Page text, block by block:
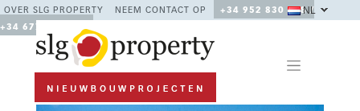
OVER SLG PROPERTY NEEM CONTACT OP
+34 952 830 378 /
+34 677 670 480
NL